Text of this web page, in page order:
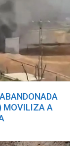
MOVILIZA A